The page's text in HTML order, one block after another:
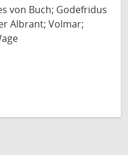
von Buch; Godefridus
Albrant; Volmar;